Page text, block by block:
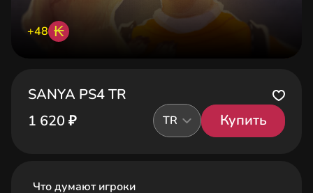
+48 ₭
SANYA PS4 TR
1 620 ₽
TR Купить
Что думают игроки